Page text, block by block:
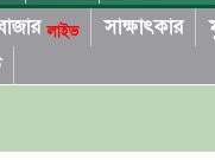
লাইভ সাক্ষাৎকার